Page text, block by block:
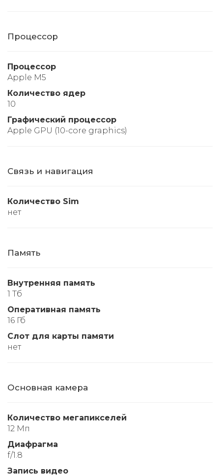
Процессор
Процессор
Apple M5
Количество ядер
10
Графический процессор
Apple GPU (10-core graphics)
Связь и навигация
Количество Sim
нет
Память
Внутренняя память
1 Тб
Оперативная память
16 Гб
Слот для карты памяти
нет
Основная камера
Количество мегапикселей
12 Мп
Диафрагма
f/1.8
Запись видео